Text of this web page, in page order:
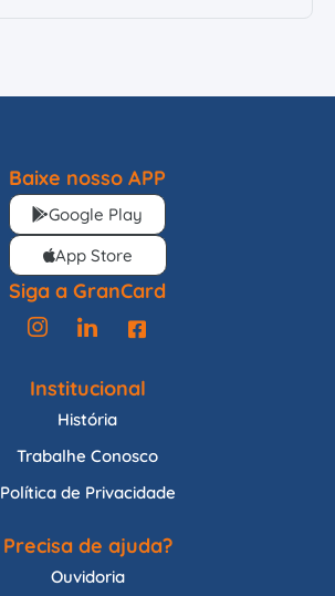
Baixe nosso APP
Google Play
App Store
Siga a GranCard
Institucional
História
Trabalhe Conosco
Política de Privacidade
Precisa de ajuda?
Ouvidoria